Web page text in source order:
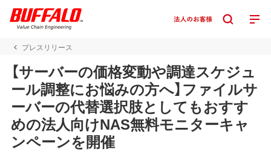
プレスリリース
【サーバーの価格変動や調達スケジュ
ール調整にお悩みの方へ】ファイルサ
ーバーの代替選択肢としてもおすす
めの法人向けNAS無料モニターキャ
ンペーンを開催